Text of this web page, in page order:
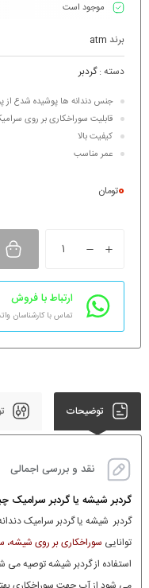
موجود است
برند atm
دسته :گردبر
جنس دندانه ها پوشیده شدع از
قابلیت سوراخکاری بر روی
کیفیت بالا
عمر مناسب
0تومان
ارتباط با فروش
تماس با کارشناسان
توضیحات
نقد و بررسی اجمالی
گردبر شیشه یا گردبر
گردبر شیشه یا گردبر سرامیک
توانایی سوراخکاری بر روی